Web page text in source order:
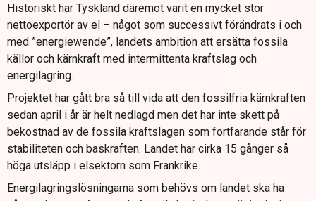
Historiskt har Tyskland däremot varit en mycket stor
nettoexportör av el – något som successivt förändrats i och
med ”energiewende”, landets ambition att ersätta fossila
källor och kärnkraft med intermittenta kraftslag och
energilagring.
Projektet har gått bra så till vida att den fossilfria kärnkraften
sedan april i år är helt nedlagd men det har inte skett på
bekostnad av de fossila kraftslagen som fortfarande står för
stabiliteten och baskraften. Landet har cirka 15 gånger så
höga utsläpp i elsektorn som Frankrike.
Energilagringslösningarna som behövs om landet ska ha